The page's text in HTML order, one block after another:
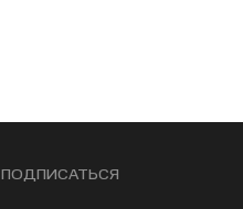
ПОДПИСАТЬСЯ